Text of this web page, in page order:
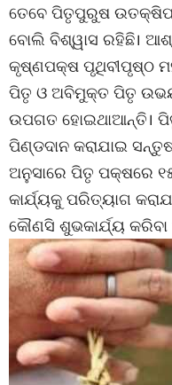
ତେବେ ପିତୃପୁରୁଷ
ବୋଲି ବିଶ୍ୱାସ ରହିଛି।
କୃଷ୍ଣପକ୍ଷ ପୃଥିବୀପୃଷ୍ଠ
ପିତୃ ଓ ଅବିମୁକ୍ତ ପିତୃ ଉଭୟ
ଉପଗତ ହୋଇଥାଆନ୍ତି।
ପିଣ୍ଡଦାନ କରାଯାଇ
ଅନୁସାରେ ପିତୃ ପକ୍ଷରେ
କାର୍ଯ୍ୟକୁ ପରିତ୍ୟାଗ
କୌଣସି ଶୁଭକାର୍ଯ୍ୟ